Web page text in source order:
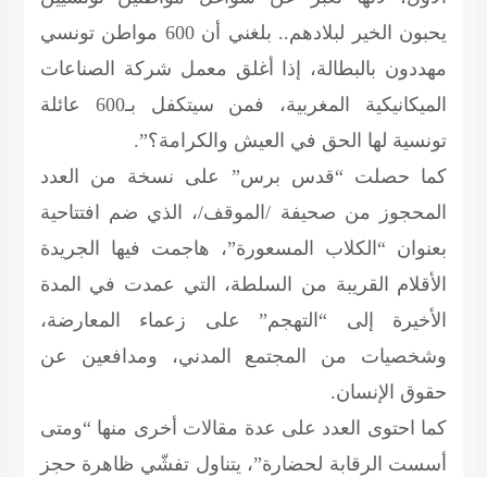
يحبون الخير لبلادهم.. بلغني أن 600 مواطن تونسي
مهددون بالبطالة، إذا أغلق معمل شركة الصناعات
الميكانيكية المغربية، فمن سيتكفل بـ600 عائلة
تونسية لها الحق في العيش والكرامة؟”.
كما حصلت “قدس برس” على نسخة من العدد
المحجوز من صحيفة /الموقف/، الذي ضم افتتاحية
بعنوان “الكلاب المسعورة”، هاجمت فيها الجريدة
الأقلام القريبة من السلطة، التي عمدت في المدة
الأخيرة إلى “التهجم” على زعماء المعارضة،
وشخصيات من المجتمع المدني، ومدافعين عن
حقوق الإنسان.
كما احتوى العدد على عدة مقالات أخرى منها “ومتى
أسست الرقابة لحضارة”، يتناول تفشّي ظاهرة حجز